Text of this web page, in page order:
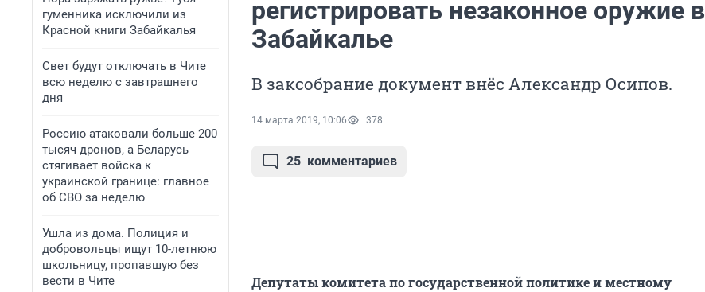
гуменника исключили из
Красной книги Забайкалья
Свет будут отключать в Чите
всю неделю с завтрашнего
дня
Россию атаковали больше 200
тысяч дронов, а Беларусь
стягивает войска к
украинской границе: главное
об СВО за неделю
Ушла из дома. Полиция и
добровольцы ищут 10-летнюю
школьницу, пропавшую без
вести в Чите
регистрировать незаконное оружие в
Забайкалье
В заксобрание документ внёс Александр Осипов.
14 марта 2019, 10:06 378
25 комментариев
Депутаты комитета по государственной политике и местному